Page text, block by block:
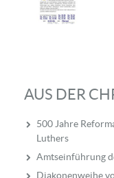
AUS DER
500 Jahre
Luthers
Amtseinführung
Diakonenweihe